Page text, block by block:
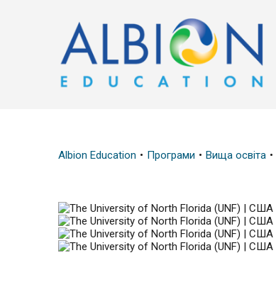
Albion Education Програми Вища освіта